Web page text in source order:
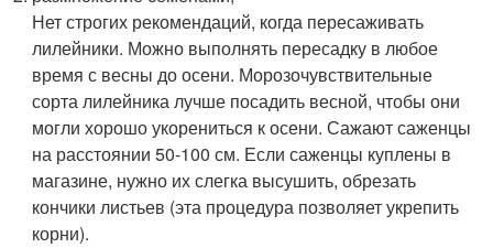
Нет строгих рекомендаций, когда пересаживать
лилейники. Можно выполнять пересадку в любое
время с весны до осени. Морозочувствительные
сорта лилейника лучше посадить весной, чтобы они
могли хорошо укорениться к осени. Сажают саженцы
на расстоянии 50-100 см. Если саженцы куплены в
магазине, нужно их слегка высушить, обрезать
кончики листьев (эта процедура позволяет укрепить
корни).